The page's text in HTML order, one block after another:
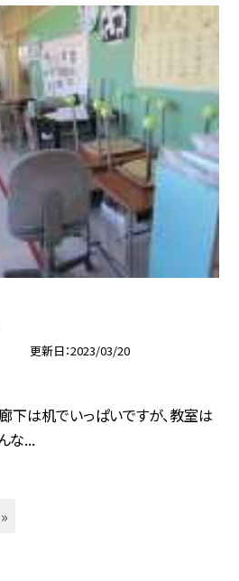
更新日 2023/03/20
下は机でいっぱいですが、教室は
な...
»